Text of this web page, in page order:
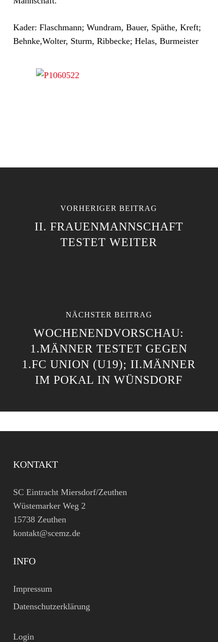
Kader: Flaschmann; Wundram, Bauer, Späthe, Kreft;
Behnke,Wolter, Sturm, Ribbecke; Helas, Burmeister
VORHERIGER BEITRAG
II. FRAUENMANNSCHAFT
TESTET WEITER
NÄCHSTER BEITRAG
WOCHENENDVORSCHAU:
1.MÄNNER TESTET GEGEN
1.FC UNION (U19); II.MÄNNER
IM POKAL IN WÜNSDORF
KONTAKT
SC Eintracht Miersdorf/Zeuthen
Wüstemarker Weg 2
15738 Zeuthen
kontakt@scemz.de
INFO
Impressum
Datenschutzerklärung
Login